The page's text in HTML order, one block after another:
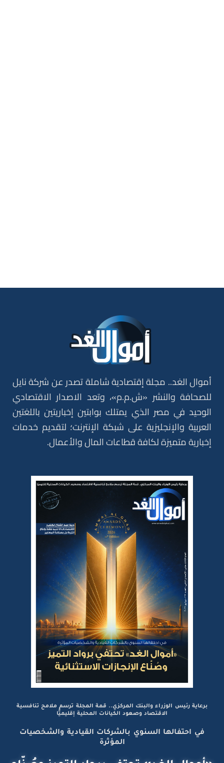
أموال الغد.. مجلة إقتصادية شاملة تصدر عن شركة نايل
للصحافة والنشر «ش.م.م»، وتعد الاصدار الاقتصادي
الوحيد في مصر الذي يمتلك بوابتين إخباريتين باللغتين
العربية والإنجليزية على شبكة الإنترنت؛ لتقديم خدمات
برعاية رئيس الوزراء والبنك المركزي.. قمة المجلة ترسم ملامح تنافسية
الاقتصاد وصعود الكيانات المحلية إقليميًّا
في احتفالها السنوي بالشركات القيادية والشخصيات